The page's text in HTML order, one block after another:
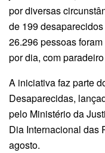
por diversas
de 199
26.296 pessoas
por dia, com
A iniciativa faz parte
Desaparecidas,
pelo Ministério da
Dia Internacional das
agosto.